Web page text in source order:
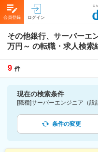
会員登録 ログイン
その他銀行、サーバーエ
万円～ の転職・求人検索
9 件
現在の検索条件
条件の変更